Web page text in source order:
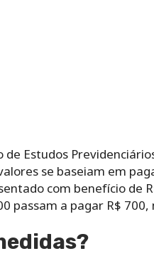
Estudos
se baseiam em
com benefício de
passam a pagar R$